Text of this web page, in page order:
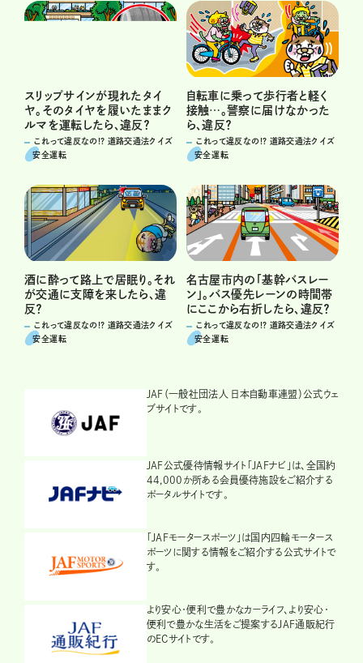
スリップサインが現れたタイ
ヤ。そのタイヤを履いたままク
ルマを運転したら、違反？
これって違反なの!? 道路交通法クイズ
安全運転
自転車に乗って歩行者と軽く
接触…。警察に届けなかった
ら、違反？
これって違反なの!? 道路交通法クイズ
安全運転
酒に酔って路上で居眠り。それ
が交通に支障を来したら、違
反？
これって違反なの!? 道路交通法クイズ
安全運転
名古屋市内の「基幹バスレー
ン」。バス優先レーンの時間帯
にここから右折したら、違反？
これって違反なの!? 道路交通法クイズ
安全運転
JAF（一般社団法人 日本自動車連盟）公式ウェ
ブサイトです。
JAF公式優待情報サイト「JAFナビ」は、全国約
44,000か所ある会員優待施設をご紹介する
ポータルサイトです。
「JAFモータースポーツ」は国内四輪モータース
ポーツに関する情報をご紹介する公式サイトで
す。
より安心・便利で豊かなカーライフ、より安心・
便利で豊かな生活をご提案するJAF通販紀行
のECサイトです。